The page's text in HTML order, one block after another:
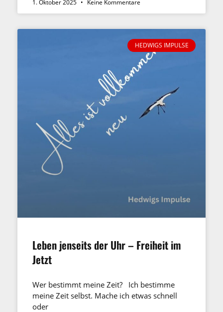
1. Oktober 2025 Keine Kommentare
HEDWIGS IMPULSE
Leben jenseits der Uhr – Freiheit im
Jetzt
Wer bestimmt meine Zeit? Ich bestimme
meine Zeit selbst. Mache ich etwas schnell
oder